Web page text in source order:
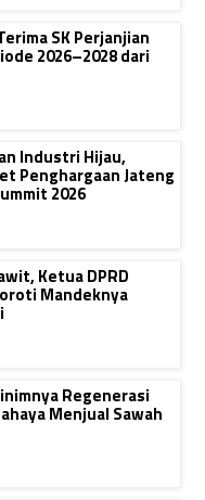
SK Perjanjian
2026–2028 dari
Industri Hijau,
Penghargaan Jateng
2026
Ketua DPRD
Mandeknya
Regenerasi
Menjual Sawah